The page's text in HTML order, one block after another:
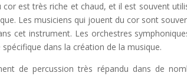
est très riche et chaud, et il est souvent
Les musiciens qui jouent du cor sont
cet instrument. Les orchestres
dans la création de la musique.
de percussion très répandu dans de